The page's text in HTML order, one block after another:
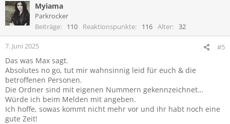
k
t
i
n
e
n
:
Myiama
Parkrocker
Beiträge
110 Reaktionspunkte 116 Alter 32
7. Juni 2025 #5
Das was Max sagt.
Absolutes no go, tut mir wahnsinnig leid für euch & die
betroffenen Personen.
Die Ordner sind mit eigenen Nummern gekennzeichnet…
Würde ich beim Melden mit angeben.
Ich hoffe, sowas kommt nicht mehr vor und ihr habt noch eine
gute Zeit!